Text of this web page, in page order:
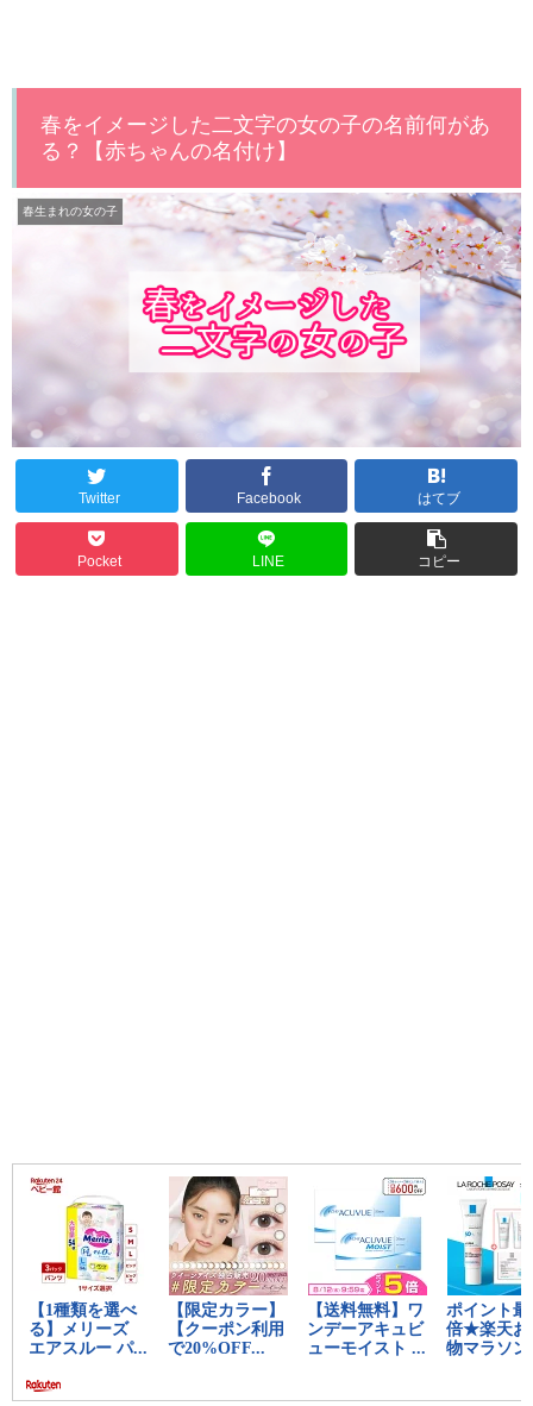
春をイメージした二文字の女の子の名前何があ
る？【赤ちゃんの名付け】
春生まれの女の子
Twitter Facebook はてブ
Pocket LINE コピー